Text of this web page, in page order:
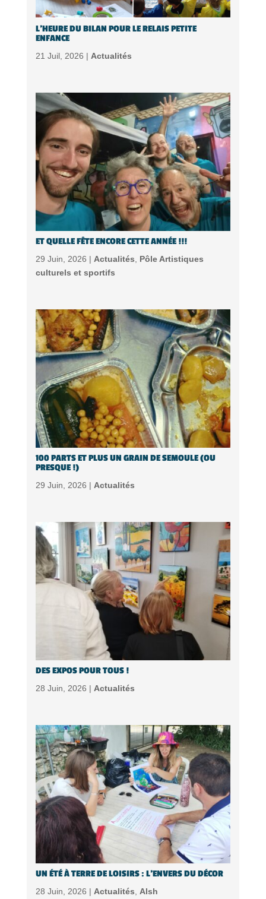
L’HEURE DU BILAN POUR LE RELAIS PETITE
ENFANCE
21 Juil, 2026 | Actualités
ET QUELLE FÊTE ENCORE CETTE ANNÉE !!!
29 Juin, 2026 | Actualités
Pôle Artistiques
culturels et sportifs
100 PARTS ET PLUS UN GRAIN DE SEMOULE (OU
PRESQUE !)
29 Juin, 2026 | Actualités
DES EXPOS POUR TOUS !
28 Juin, 2026 | Actualités
UN ÉTÉ À TERRE DE LOISIRS : L’ENVERS DU DÉCOR
28 Juin, 2026 | Actualités, Alsh